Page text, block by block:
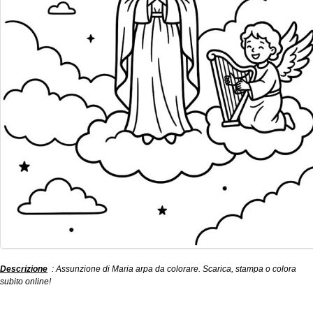
Descrizione : Assunzione di Maria arpa da colorare. Scarica, stampa o colora
subito online!